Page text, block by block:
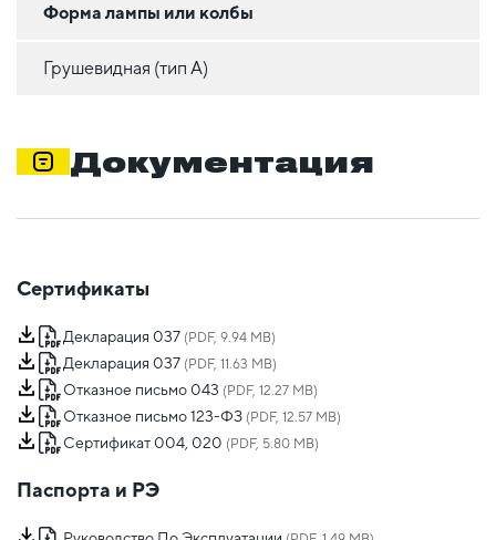
Форма лампы или колбы
Грушевидная (тип A)
Документация
Сертификаты
Декларация 037 (PDF, 9.94 MB)
Декларация 037 (PDF, 11.63 MB)
Отказное письмо 043 (PDF, 12.27 MB)
Отказное письмо 123-ФЗ (PDF, 12.57 MB)
Сертификат 004, 020 (PDF, 5.80 MB)
Паспорта и РЭ